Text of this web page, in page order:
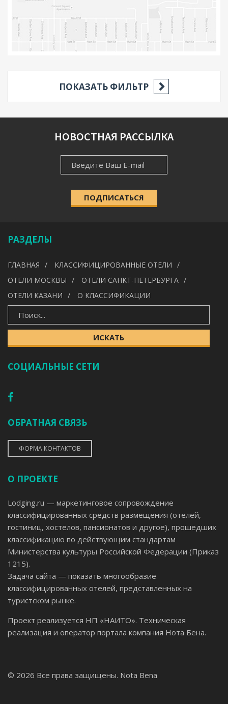
ПОКАЗАТЬ ФИЛЬТР
НАСЕЛЁННЫЙ ПУНКТ
ИСКАТЬ
НОВОСТНАЯ РАССЫЛКА
ПОДПИСАТЬСЯ
РАЗДЕЛЫ
ГЛАВНАЯ
КЛАССИФИЦИРОВАННЫЕ ОТЕЛИ
ОТЕЛИ МОСКВЫ
ОТЕЛИ САНКТ-ПЕТЕРБУРГА
ОТЕЛИ КАЗАНИ
О КЛАССИФИКАЦИИ
ИСКАТЬ
СОЦИАЛЬНЫЕ СЕТИ
ОБРАТНАЯ СВЯЗЬ
ФОРМА КОНТАКТОВ
О ПРОЕКТЕ
Lodging.ru — маркетинговое сопровождение
классифицированных средств размещения (отелей,
гостиниц, хостелов, пансионатов и другое), прошедших
классификацию по действующим стандартам
Министерства культуры Российской Федерации (Приказ
1215).
Задача сайта — показать многообразие
классифицированных отелей, представленных на
туристском рынке.
Проект реализуется НП «НАИТО». Техническая
реализация и оператор портала компания Нота Бена.
© 2026 Все права защищены. Nota Bena